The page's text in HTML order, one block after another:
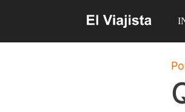
contenido